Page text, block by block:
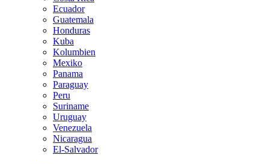
Ecuador
Guatemala
Honduras
Kuba
Kolumbien
Mexiko
Panama
Paraguay
Peru
Suriname
Uruguay
Venezuela
Nicaragua
El-Salvador